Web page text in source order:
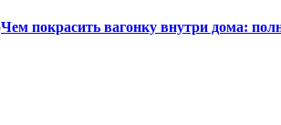
Чем покрасить вагонку внутри дома: